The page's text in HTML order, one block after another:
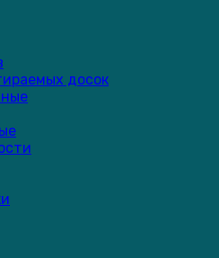
досок